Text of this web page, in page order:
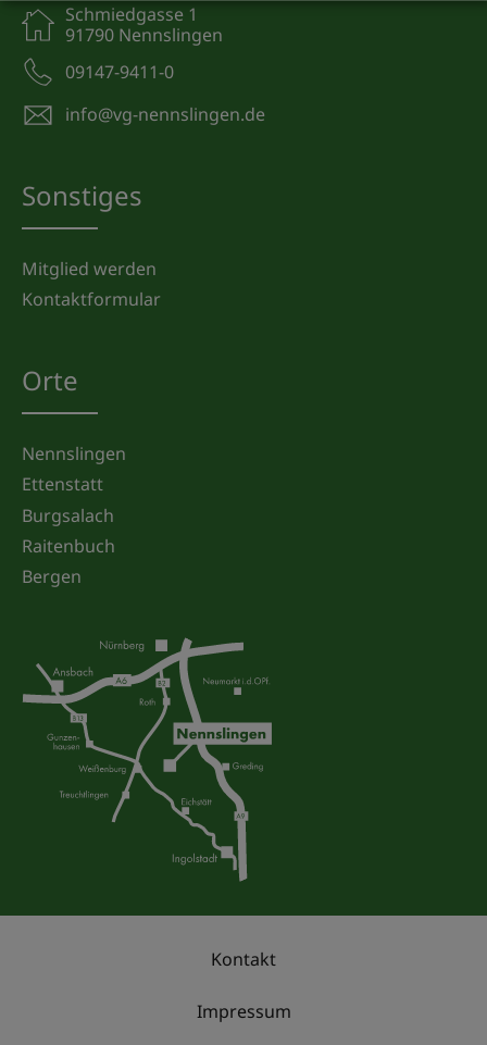
Schmiedgasse 1
91790 Nennslingen
09147-9411-0
info@vg-nennslingen.de
Sonstiges
Mitglied werden
Kontaktformular
Orte
Nennslingen
Ettenstatt
Burgsalach
Raitenbuch
Bergen
Kontakt
Impressum